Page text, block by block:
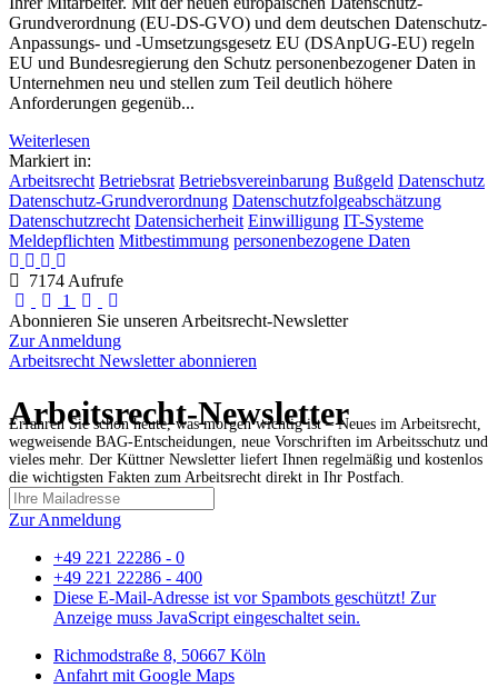
Grundverordnung (EU-DS-GVO) und dem deutschen Datenschutz-
Anpassungs- und -Umsetzungsgesetz EU (DSAnpUG-EU) regeln
EU und Bundesregierung den Schutz personenbezogener Daten in
Unternehmen neu und stellen zum Teil deutlich höhere
Anforderungen gegenüb...
Weiterlesen
Markiert in:
Arbeitsrecht Betriebsrat Betriebsvereinbarung Bußgeld Datenschutz
Datenschutz-Grundverordnung Datenschutzfolgeabschätzung
Datenschutzrecht Datensicherheit Einwilligung IT-Systeme
Meldepflichten Mitbestimmung personenbezogene Daten
7174 Aufrufe
First Page
Previous Page
1 Next Page
Abonnieren Sie unseren Arbeitsrecht-Newsletter
Zur Anmeldung
Arbeitsrecht Newsletter abonnieren
Arbeitsrecht-Newsletter
Erfahren Sie schon heute, was morgen wichtig ist – Neues im Arbeitsrecht,
wegweisende BAG-Entscheidungen, neue Vorschriften im Arbeitsschutz und
vieles mehr. Der Küttner Newsletter liefert Ihnen regelmäßig und kostenlos
die wichtigsten Fakten zum Arbeitsrecht direkt in Ihr Postfach.
Zur Anmeldung
+49 221 22286 - 0
+49 221 22286 - 400
Diese E-Mail-Adresse ist vor Spambots geschützt! Zur
Anzeige muss JavaScript eingeschaltet sein.
Richmodstraße 8, 50667 Köln
Anfahrt mit Google Maps